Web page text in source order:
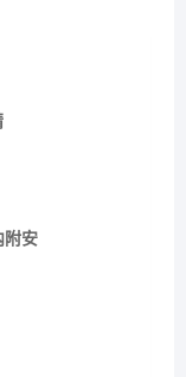
附安